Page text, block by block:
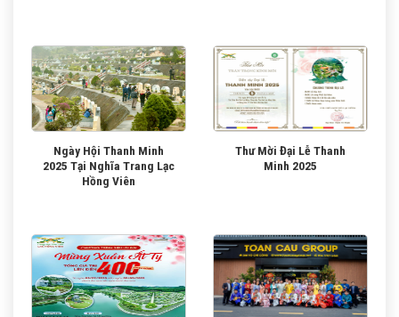
Ngày Hội Thanh Minh
2025 Tại Nghĩa Trang Lạc
Hồng Viên
Thư Mời Đại Lễ Thanh
Minh 2025